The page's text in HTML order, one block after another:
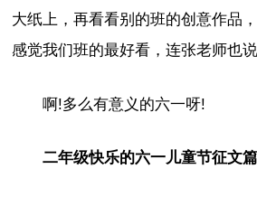
大纸上，再看看别的班的创意作品
感觉我们班的最好看，连张老师也说
啊!多么有意义的六一呀!
二年级快乐的六一儿童节征文